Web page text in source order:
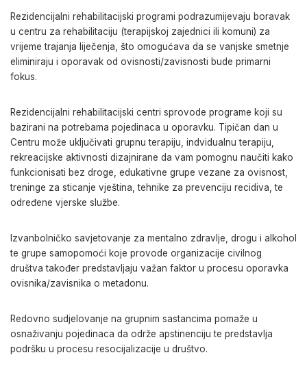
Rezidencijalni rehabilitacijski programi podrazumijevaju boravak
u centru za rehabilitaciju (terapijskoj zajednici ili komuni) za
vrijeme trajanja liječenja, što omogućava da se vanjske smetnje
eliminiraju i oporavak od ovisnosti/zavisnosti bude primarni
fokus.
Rezidencijalni rehabilitacijski centri sprovode programe koji su
bazirani na potrebama pojedinaca u oporavku. Tipičan dan u
Centru može uključivati grupnu terapiju, indvidualnu terapiju,
rekreacijske aktivnosti dizajnirane da vam pomognu naučiti kako
funkcionisati bez droge, edukativne grupe vezane za ovisnost,
treninge za sticanje vještina, tehnike za prevenciju recidiva, te
određene vjerske službe.
Izvanbolničko savjetovanje za mentalno zdravlje, drogu i alkohol
te grupe samopomoći koje provode organizacije civilnog
društva također predstavljaju važan faktor u procesu oporavka
ovisnika/zavisnika o metadonu.
Redovno sudjelovanje na grupnim sastancima pomaže u
osnaživanju pojedinaca da održe apstinenciju te predstavlja
podršku u procesu resocijalizacije u društvo.